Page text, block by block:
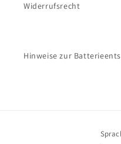
Widerrufsrecht
Hinweise zur